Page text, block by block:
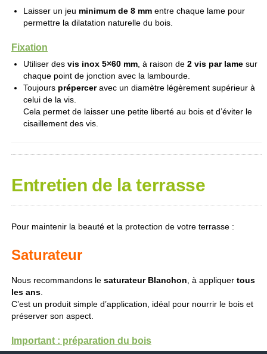
Laisser un jeu minimum de 8 mmentre chaque lame pour
permettre la dilatation naturelle du bois.
Fixation
Utiliser des vis inox 5×60 mm, à raison de 2 vis par lamesur
chaque point de jonction avec la lambourde.
Toujours préperceravec un diamètre légèrement supérieur à
celui de la vis.
Cela permet de laisser une petite liberté au bois et d’éviter le
cisaillement des vis.
Entretien de la terrasse
Pour maintenir la beauté et la protection de votre terrasse :
Saturateur
Nous recommandons le saturateur Blanchon, à appliquer tous
les ans.
C’est un produit simple d’application, idéal pour nourrir le bois et
préserver son aspect.
Important : préparation du bois